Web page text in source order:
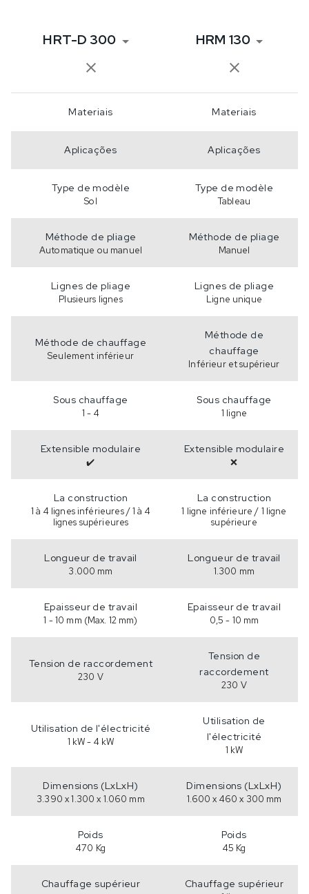
HRT-D 300 HRM 130
Materiais Materiais
Aplicações Aplicações
Type de modèle
Sol
Type de modèle
Tableau
Méthode de pliage
Automatique ou manuel
Méthode de pliage
Manuel
Lignes de pliage
Plusieurs lignes
Lignes de pliage
Ligne unique
Méthode de chauffage
Seulement inférieur
Méthode de
chauffage
Inférieur et supérieur
Sous chauffage
1 - 4
Sous chauffage
1 ligne
Extensible modulaire
✔️
Extensible modulaire
❌
La construction
1 à 4 lignes inférieures / 1 à 4
lignes supérieures
La construction
1 ligne inférieure / 1 ligne
supérieure
Longueur de travail
3.000 mm
Longueur de travail
1.300 mm
Epaisseur de travail
1 - 10 mm (Max. 12 mm)
Epaisseur de travail
0,5 - 10 mm
Tension de raccordement
230 V
Tension de
raccordement
230 V
Utilisation de l'électricité
1 kW - 4 kW
Utilisation de
l'électricité
1 kW
Dimensions (LxLxH)
3.390 x 1.300 x 1.060 mm
Dimensions (LxLxH)
1.600 x 460 x 300 mm
Poids
470 Kg
Poids
45 Kg
Chauffage supérieur Chauffage supérieur